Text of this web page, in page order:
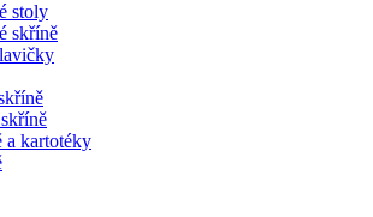
stoly
skříně
a kartotéky